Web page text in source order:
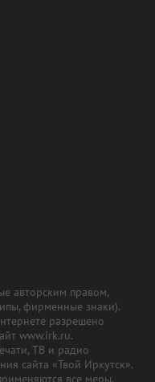
авторским правом,
фирменные знаки).
разрешено
www.irk.ru.
ТВ и радио
сайта «Твой Иркутск».
все меры,